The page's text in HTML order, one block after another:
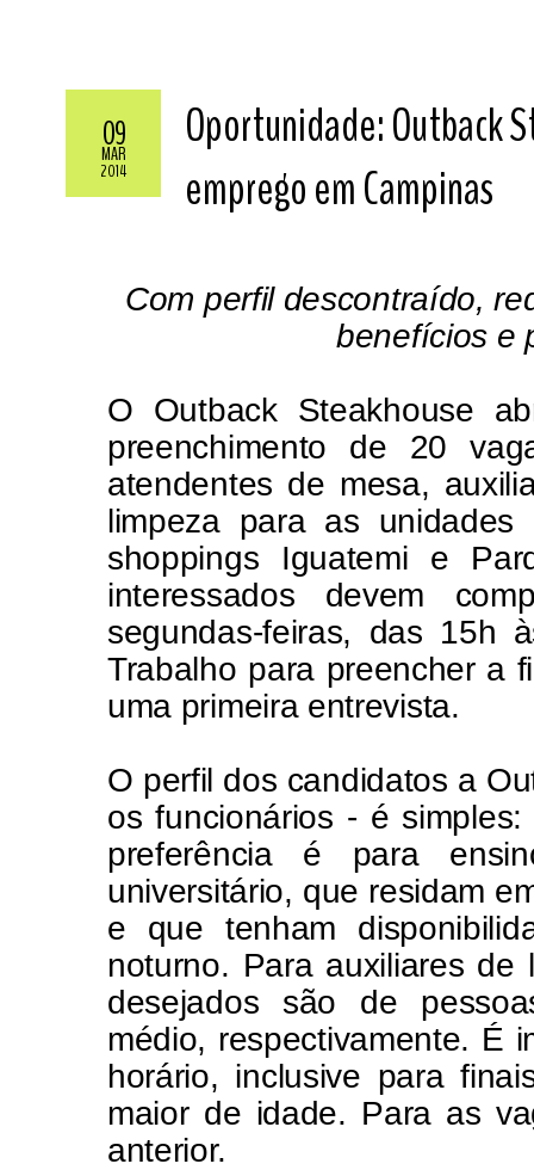
09
MAR
2014
Oportunidade: Outback
emprego em Campinas
Com perfil descontraído,
benefícios e
O Outback Steakhouse
preenchimento de 20
atendentes de mesa,
limpeza para as unidades
shoppings Iguatemi e
interessados devem
segundas-feiras, das 15h
Trabalho para preencher a
uma primeira entrevista.
O perfil dos candidatos a
os funcionários - é
preferência é para
universitário, que residam
e que tenham
noturno. Para auxiliares
desejados são de
médio, respectivamente. É
horário, inclusive para
maior de idade. Para as
anterior.